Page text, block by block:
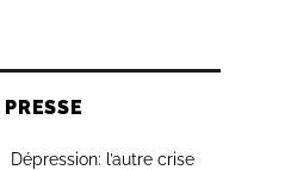
Dépression: l’autre crise